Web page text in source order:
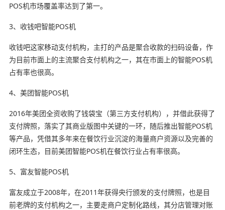
POS机市场覆盖率达到了第一。
3、收钱吧智能POS机
收钱吧这家移动支付机构，主打的产品是聚合收款的扫码设备，作
为目前市面上的主流聚合支付机构之一，其在市面上的智能POS机
占有率也很高。
4、美团智能POS机
2016年美团全资收购了钱袋宝（第三方支付机构），并借此获得了
支付牌照，落实了其商业版图中关键的一环，随后推出智能POS机
等产品，凭借其多年来在餐饮行业沉淀的海量商户资源以及完善的
闭环生态，目前美团智能POS机在餐饮行业占有率很高。
5、富友智能POS机
富友成立于2008年，在2011年获得央行颁发的支付牌照，也是目
前老牌的支付机构之一，主要走商户定制化路线，其分店管理对账